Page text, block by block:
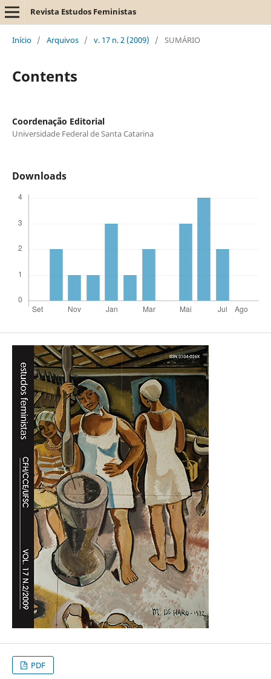
Revista Estudos Feministas
Início / Arquivos / v. 17 n. 2 (2009) / SUMÁRIO
Contents
Coordenação Editorial
Universidade Federal de Santa Catarina
Downloads
PDF